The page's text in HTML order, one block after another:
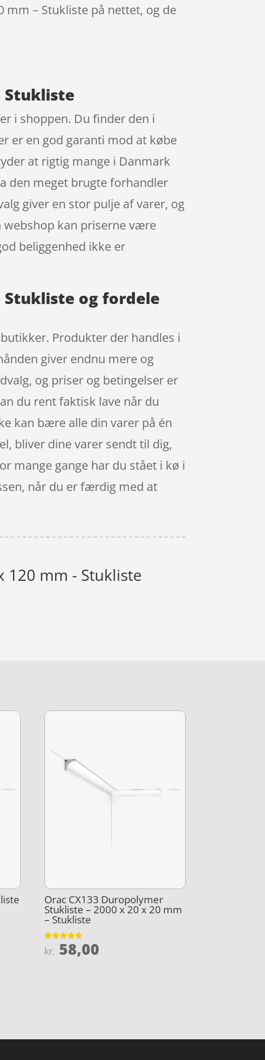
mm – Stukliste på nettet, og de
Stukliste
i shoppen. Du finder den i
er en god garanti mod at købe
at rigtig mange i Danmark
den meget brugte forhandler
giver en stor pulje af varer, og
webshop kan priserne være
beliggenhed ikke er
Stukliste og fordele
Produkter der handles i
giver endnu mere og
og priser og betingelser er
du rent faktisk lave når du
kan bære alle din varer på én
bliver dine varer sendt til dig,
mange gange har du stået i kø i
når du er færdig med at
120 mm - Stukliste
Orac CX133 Duropolymer
Stukliste – 2000 x 20 x 20 mm
– Stukliste
Vurderet
4.7
kr. 58,00